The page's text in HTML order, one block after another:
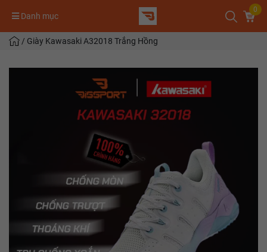
Danh mục
0
/ Giày Kawasaki A32018 Trắng Hồng